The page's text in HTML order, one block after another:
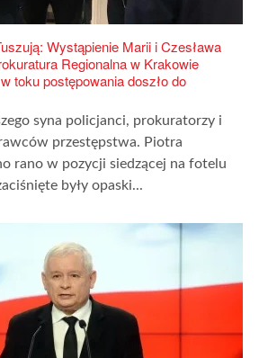
Wystąpienie Marii i Czesława
Regionalna w Krakowie
toku postępowania doszło do
syna policjanci, prokuratorzy i
przestępstwa. Piotra
rano w pozycji siedzącej na fotelu
były opaski...